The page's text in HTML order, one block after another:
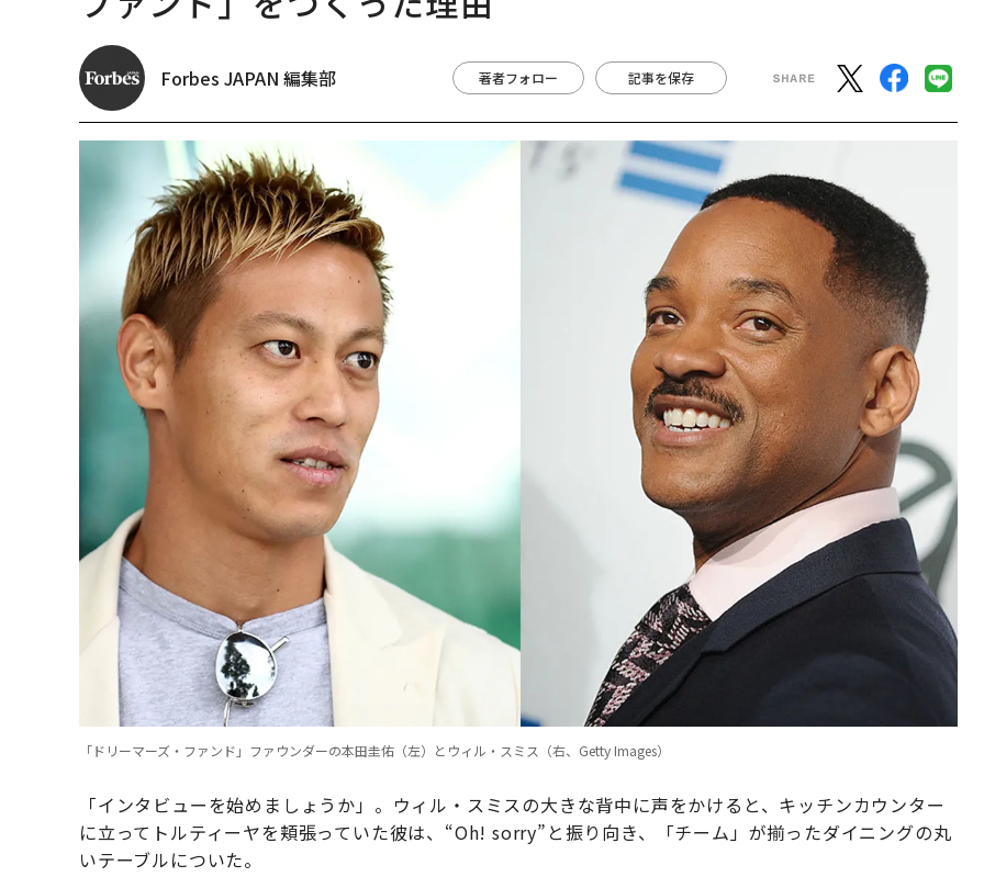
Forbes JAPAN 編集部 著者フォロー 記事を保存
「ドリーマーズ・ファンド」ファウンダーの本田圭佑（左）とウィル・スミス（右、Getty Images）
「インタビューを始めましょうか」。ウィル・スミスの大きな背中に声をかけると、キッチンカウンター
に立ってトルティーヤを頬張っていた彼は、“Oh! sorry”と振り向き、「チーム」が揃ったダイニングの丸
いテーブルについた。